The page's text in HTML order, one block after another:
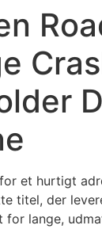
et hurtigt
titel, der
for lange,